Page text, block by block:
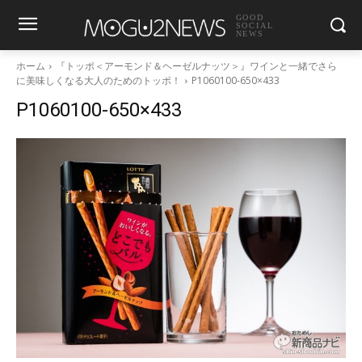
GOOD
SOCIAL
NEWS
ホーム
『トッポ＜アーモンド＆ヘーゼルナッツ＞』ワインと一緒でさら
に美味しくなる大人のためのトッポ！
P1060100-650×433
P1060100-650×433